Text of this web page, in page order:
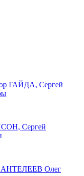
ГАЙДА, Сергей
Сергей
ПАНТЕЛЕЕВ Олег